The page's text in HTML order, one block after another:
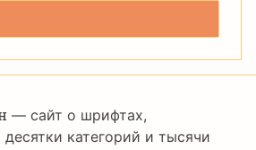
— сайт о шрифтах,
категорий и тысячи